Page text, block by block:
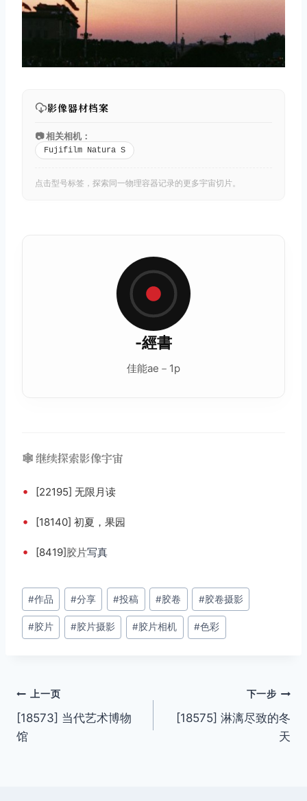
影像器材档案
📷 相关相机：
Fujifilm Natura S
点击型号标签，探索同一物理容器记录的更多宇宙切片。
-經書
佳能ae－1p
🕸️ 继续探索影像宇宙
• [22195] 无限月读
• [18140] 初夏，果园
• [8419]胶片写真
文
章
标
#作品 #分享 #投稿 #胶卷 #胶卷摄影
#胶片 #胶片摄影 #胶片相机 #色彩
文
章
上一页
[18573] 当代艺术博物
馆
下一步
[18575] 淋漓尽致的冬
天